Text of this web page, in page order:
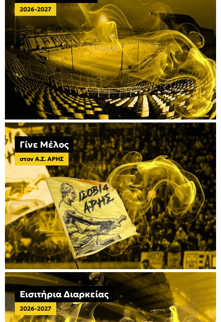
2026-2027
Γίνε Μέλος
στον Α.Σ. ΑΡΗΣ
Εισιτήρια Διαρκείας
2026-2027